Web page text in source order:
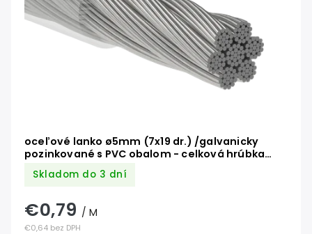
oceľové lanko ø5mm (7x19 dr.) /galvanicky
pozinkované s PVC obalom - celková hrúbka
ø6mm
Skladom do 3 dní
€0,64 bez DPH
€0,79 / M